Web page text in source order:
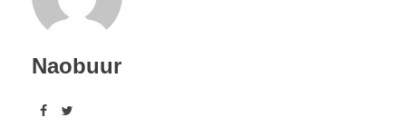
Naobuur